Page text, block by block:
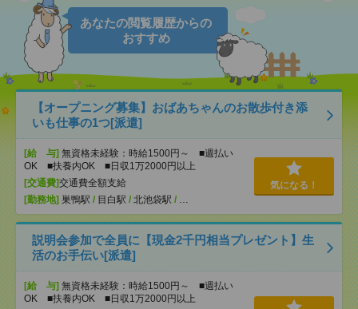
あなたの閲覧履歴からの
おすすめ
【オープニング募集】おばあちゃんのお散歩付き添
いも仕事の1つ[派遣]
[給 与] 無資格未経験：時給1500円～ ■週払い
OK ■扶養内OK ■日収1万2000円以上
[交通費]交通費全額支給
[勤務地] 巣鴨駅 / 目白駅 / 北池袋駅 / …
気になる！
説明会参加で全員に【現金2千円相当プレゼント】生
活のお手伝い[派遣]
[給 与] 無資格未経験：時給1500円～ ■週払い
OK ■扶養内OK ■日収1万2000円以上